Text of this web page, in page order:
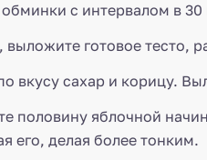
с интервалом в 30
готовое тесто,
вкусу сахар и корицу.
половину яблочной
его, делая более тонким.